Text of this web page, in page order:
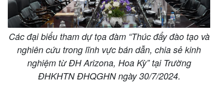
Các đại biểu tham dự tọa đàm “Thúc đẩy đào tạo và
nghiên cứu trong lĩnh vực bán dẫn, chia sẻ kinh
nghiệm từ ĐH Arizona, Hoa Kỳ” tại Trường
ĐHKHTN ĐHQGHN ngày 30/7/2024.